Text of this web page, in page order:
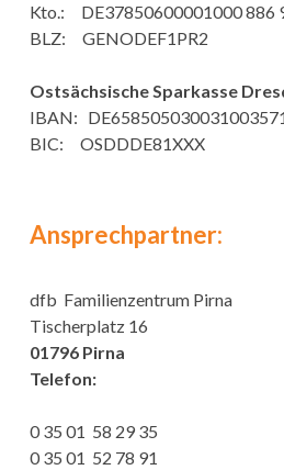
Kto.: DE37850600001000 886
BLZ: GENODEF1PR2
Ostsächsische Sparkasse
IBAN:
BIC: OSDDDE81XXX
Ansprechpartner:
dfb Familienzentrum Pirna
Tischerplatz 16
01796 Pirna
Telefon:
0 35 01 58 29 35
0 35 01 52 78 91